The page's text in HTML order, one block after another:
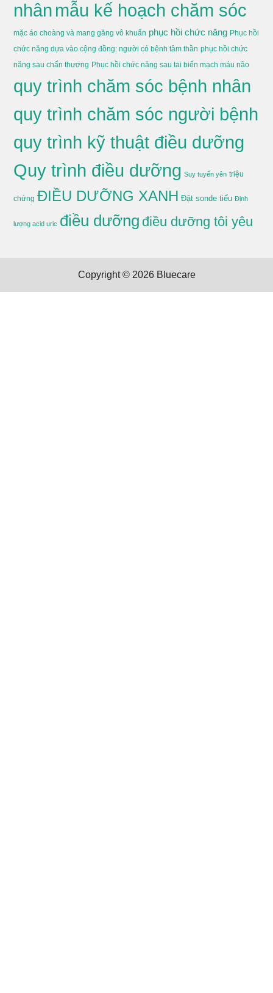
nhân mẫu kế hoạch chăm sóc
mặc áo choàng và mang găng vô khuẩn phục hồi chức năng Phục hồi
chức năng dựa vào cộng đồng: người có bệnh tâm thần phục hồi chức
năng sau chấn thương Phục hồi chức năng sau tai biến mạch máu não
quy trình chăm sóc bệnh nhân
quy trình chăm sóc người bệnh
quy trình kỹ thuật điều dưỡng
Quy trình điều dưỡng Suy tuyến yên triệu
chứng ĐIỀU DƯỠNG XANH Đặt sonde tiểu Định
lượng acid uric điều dưỡng điều dưỡng tôi yêu
Copyright © 2026Bluecare